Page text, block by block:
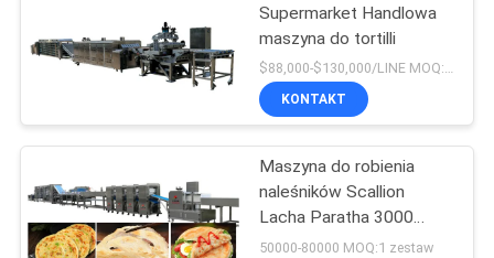
NAMI
POPROŚ
O
WYCENĘ
Rybie sos chili
13
Supermarket Handlowa
maszyna do tortilli
$88,000-$130,000/LINE MOQ:1 zestaw
KONTAKT
Maszyna do robienia
naleśników Scallion
Lacha Paratha 3000
szt./H 10000 szt./H
50000-80000 MOQ:1 zestaw